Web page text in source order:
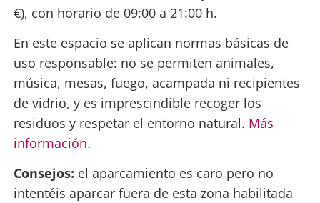
€), con horario de 09:00 a 21:00 h.
En este espacio se aplican normas básicas de
uso responsable: no se permiten animales,
música, mesas, fuego, acampada ni recipientes
de vidrio, y es imprescindible recoger los
residuos y respetar el entorno natural. Más
información.
Consejos: el aparcamiento es caro pero no
intentéis aparcar fuera de esta zona habilitada